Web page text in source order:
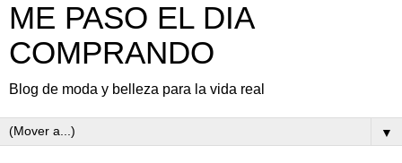
ME PASO EL DIA
COMPRANDO
Blog de moda y belleza para la vida real
▼